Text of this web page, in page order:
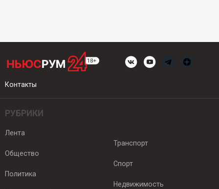
Контакты
РУБРИКИ
Лента
Общество
Политика
Транспорт
Спорт
Недвижимость